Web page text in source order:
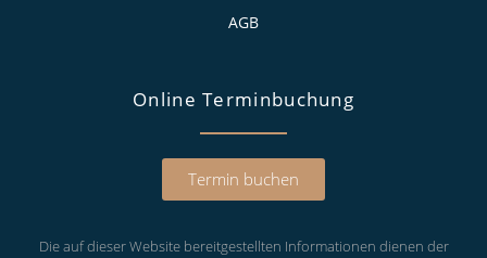
AGB
Online Terminbuchung
Termin buchen
Die auf dieser Website bereitgestellten Informationen dienen der